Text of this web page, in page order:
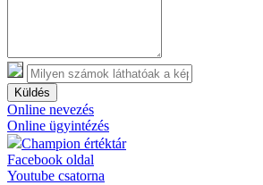
Küldés
Online nevezés
Online ügyintézés
Champion értéktár
Facebook oldal
Youtube csatorna